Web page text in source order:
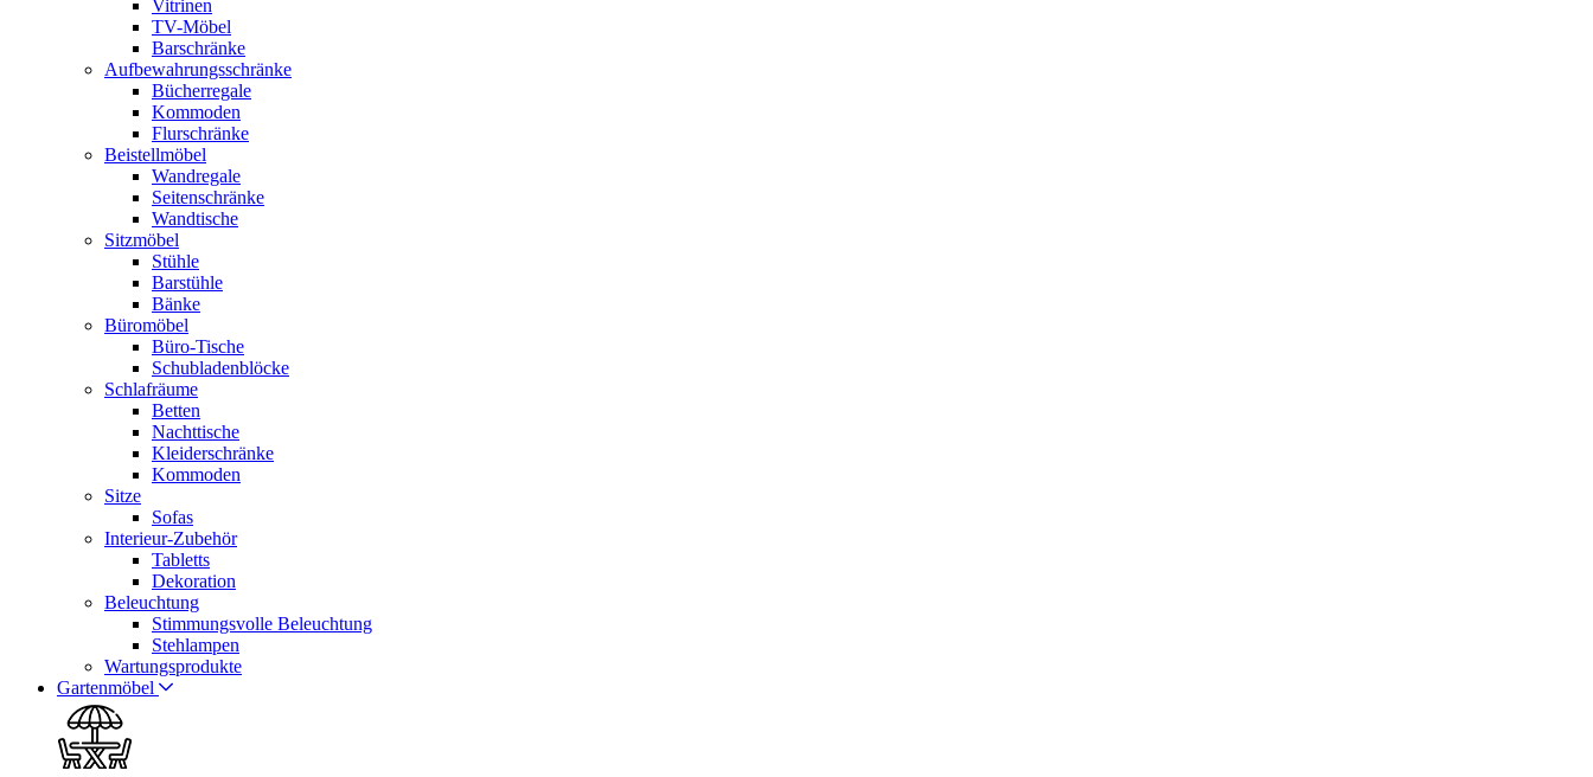
Vitrinen
TV-Möbel
Barschränke
Aufbewahrungsschränke
Bücherregale
Kommoden
Flurschränke
Beistellmöbel
Wandregale
Seitenschränke
Wandtische
Sitzmöbel
Stühle
Barstühle
Bänke
Büromöbel
Büro-Tische
Schubladenblöcke
Schlafräume
Betten
Nachttische
Kleiderschränke
Kommoden
Sitze
Sofas
Interieur-Zubehör
Tabletts
Dekoration
Beleuchtung
Stimmungsvolle Beleuchtung
Stehlampen
Wartungsprodukte
Gartenmöbel